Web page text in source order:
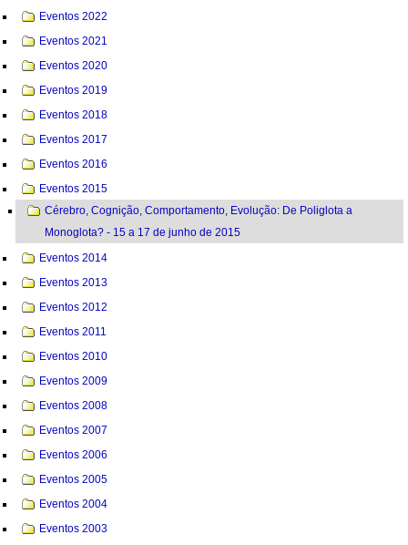
Eventos 2022
Eventos 2021
Eventos 2020
Eventos 2019
Eventos 2018
Eventos 2017
Eventos 2016
Eventos 2015
Cérebro, Cognição, Comportamento, Evolução: De Poliglota a
Monoglota? - 15 a 17 de junho de 2015
Eventos 2014
Eventos 2013
Eventos 2012
Eventos 2011
Eventos 2010
Eventos 2009
Eventos 2008
Eventos 2007
Eventos 2006
Eventos 2005
Eventos 2004
Eventos 2003